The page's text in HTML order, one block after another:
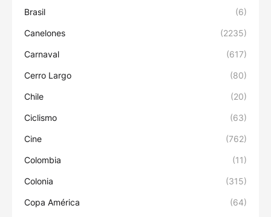
Brasil (6)
Canelones (2235)
Carnaval (617)
Cerro Largo (80)
Chile (20)
Ciclismo (63)
Cine (762)
Colombia (11)
Colonia (315)
Copa América (64)